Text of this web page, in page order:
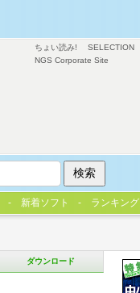
ダウンロード
ちょい読み! SELECTION
NGS Corporate Site
新着ソフト ランキング